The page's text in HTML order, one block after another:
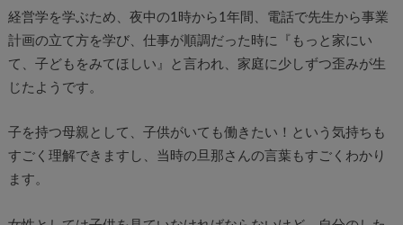
経営学を学ぶため、夜中の1時から1年間、電話で先生から事業
計画の立て方を学び、仕事が順調だった時に『もっと家にい
て、子どもをみてほしい』と言われ、家庭に少しずつ歪みが生
じたようです。
子を持つ母親として、子供がいても働きたい！という気持ちも
すごく理解できますし、当時の旦那さんの言葉もすごくわかり
ます。